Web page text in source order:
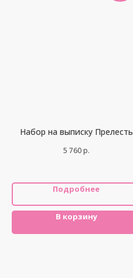
Набор на выписку Прелесть
5 760 р.
Подробнее
В корзину